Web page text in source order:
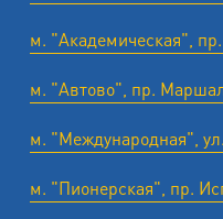
м. "Академическая",
м. "Автово", пр.
м. "Международная",
м. "Пионерская", пр.